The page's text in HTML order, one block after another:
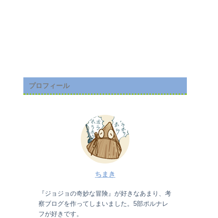
プロフィール
ちまき
『ジョジョの奇妙な冒険』が好きなあまり、考
察ブログを作ってしまいました。5部ポルナレ
フが好きです。